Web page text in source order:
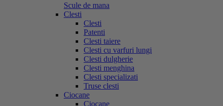
Scule de mana
Clesti
Clesti
Patenti
Clesti taiere
Clesti cu varfuri lungi
Clesti dulgherie
Clesti menghina
Clesti specializati
Truse clesti
Ciocane
Ciocane